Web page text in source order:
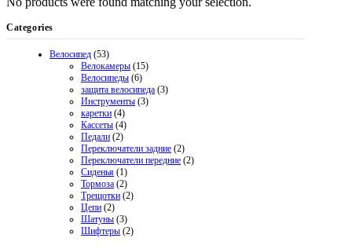
Categories
Велосипед (53)
Велокамеры (15)
Велосипеды (6)
защита велосипеда (3)
Инструменты (3)
каретки (4)
Кассеты (4)
Педали (2)
Переключатели задние (2)
Переключатели передние (2)
Сиденья (1)
Тормоза (2)
Трещотки (2)
Цепи (2)
Шатуны (3)
Шифтеры (2)